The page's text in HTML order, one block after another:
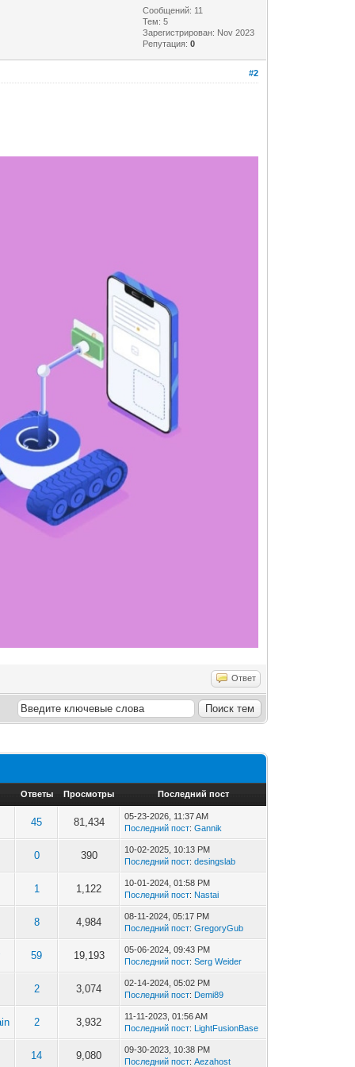
Сообщений: 11
Тем: 5
Зарегистрирован: Nov 2023
Репутация:0
#2
Ответ
Ответы Просмотры Последний пост
45 81,434
05-23-2026, 11:37 AM
Последний пост:Gannik
0 390
10-02-2025, 10:13 PM
Последний пост:desingslab
1 1,122
10-01-2024, 01:58 PM
Последний пост: Nastai
8 4,984
08-11-2024, 05:17 PM
Последний пост:GregoryGub
59 19,193
05-06-2024, 09:43 PM
Последний пост:Serg Weider
2 3,074
02-14-2024, 05:02 PM
Последний пост: Demi89
2 3,932
11-11-2023, 01:56 AM
Последний пост: LightFusionBase
14 9,080
09-30-2023, 10:38 PM
Последний пост:Aezahost